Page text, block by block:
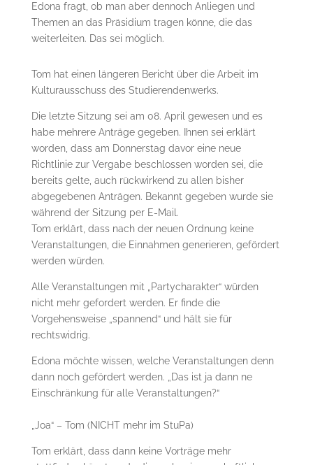
Edona fragt, ob man aber dennoch Anliegen und
Themen an das Präsidium tragen könne, die das
weiterleiten. Das sei möglich.
Tom hat einen längeren Bericht über die Arbeit im
Kulturausschuss des Studierendenwerks.
Die letzte Sitzung sei am 08. April gewesen und es
habe mehrere Anträge gegeben. Ihnen sei erklärt
worden, dass am Donnerstag davor eine neue
Richtlinie zur Vergabe beschlossen worden sei, die
bereits gelte, auch rückwirkend zu allen bisher
abgegebenen Anträgen. Bekannt gegeben wurde sie
während der Sitzung per E-Mail.
Tom erklärt, dass nach der neuen Ordnung keine
Veranstaltungen, die Einnahmen generieren, gefördert
werden würden.
Alle Veranstaltungen mit „Partycharakter“ würden
nicht mehr gefordert werden. Er finde die
Vorgehensweise „spannend“ und hält sie für
rechtswidrig.
Edona möchte wissen, welche Veranstaltungen denn
dann noch gefördert werden. „Das ist ja dann ne
Einschränkung für alle Veranstaltungen?“
„Joa“ – Tom (NICHT mehr im StuPa)
Tom erklärt, dass dann keine Vorträge mehr